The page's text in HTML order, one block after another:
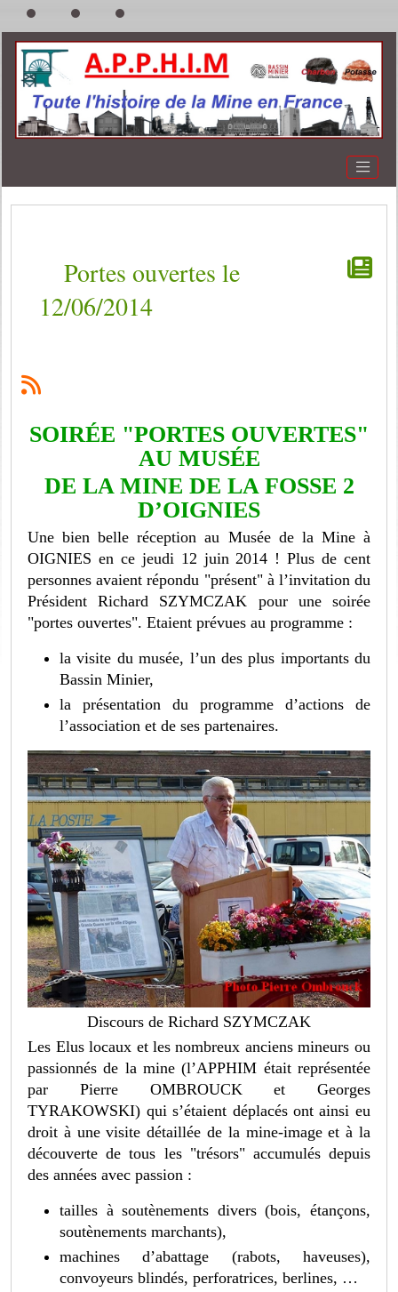
Portes ouvertes le
12/06/2014
SOIRÉE "PORTES OUVERTES"
AU MUSÉE
DE LA MINE DE LA FOSSE 2
D’OIGNIES
Une bien belle réception au Musée de la Mine à
OIGNIES en ce jeudi 12 juin 2014 ! Plus de cent
personnes avaient répondu "présent" à l’invitation du
Président Richard SZYMCZAK pour une soirée
"portes ouvertes". Etaient prévues au programme :
la visite du musée, l’un des plus importants du
Bassin Minier,
la présentation du programme d’actions de
l’association et de ses partenaires.
Discours de Richard SZYMCZAK
Les Elus locaux et les nombreux anciens mineurs ou
passionnés de la mine (l’APPHIM était représentée
par Pierre OMBROUCK et Georges
TYRAKOWSKI) qui s’étaient déplacés ont ainsi eu
droit à une visite détaillée de la mine-image et à la
découverte de tous les "trésors" accumulés depuis
des années avec passion :
tailles à soutènements divers (bois, étançons,
soutènements marchants),
machines d’abattage (rabots, haveuses),
convoyeurs blindés, perforatrices, berlines, …